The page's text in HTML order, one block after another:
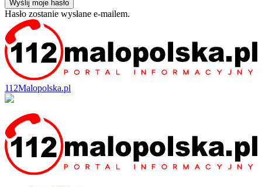
Hasło zostanie wysłane e-mailem.
112Malopolska.pl